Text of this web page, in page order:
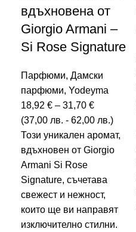
вдъхновена от
Giorgio Armani –
Si Rose Signature
Парфюми, Дамски
парфюми, Yodeyma
18,92 € – 31,70 €
(37,00 лв. - 62,00 лв.)
Този уникален аромат,
вдъхновен от Giorgio
Armani Si Rose
Signature, съчетава
свежест и нежност,
които ще ви направят
изключително стилни.